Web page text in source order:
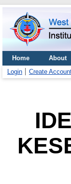
Home About
Login
Create